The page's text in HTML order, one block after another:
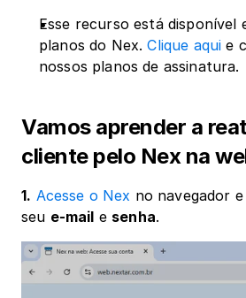
Esse recurso está disponível
planos do Nex. Clique aqui e
nossos planos de assinatura.
‍Vamos aprender a
cliente pelo Nex na
1. Acesse o Nex no navegador
seu e-mail e senha.